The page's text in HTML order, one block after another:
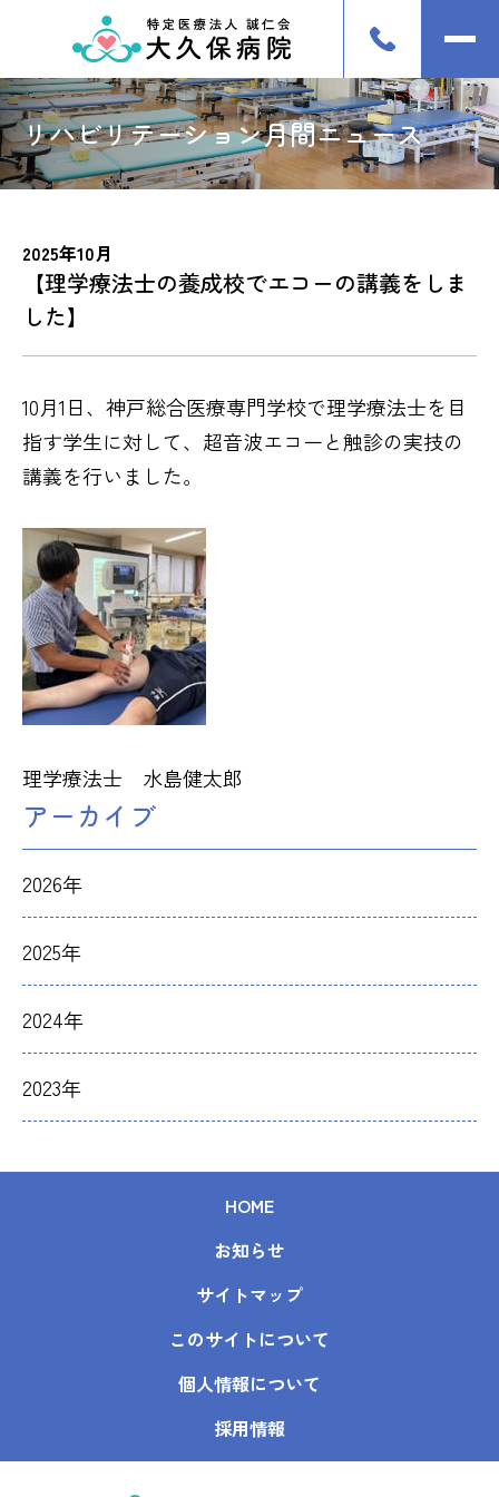
リハビリテーション月間ニュース
2025年10月
【理学療法士の養成校でエコーの講義をしま
した】
10月1日、神戸総合医療専門学校で理学療法士を目
指す学生に対して、超音波エコーと触診の実技の
講義を行いました。
理学療法士 水島健太郎
アーカイブ
2026年
2025年
2024年
2023年
HOME
お知らせ
サイトマップ
このサイトについて
個人情報について
採用情報